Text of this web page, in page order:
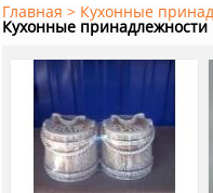
Главная > Кухонные
Кухонные принадлежности